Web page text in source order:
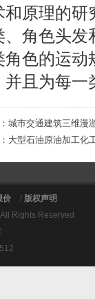
和原理的研
、角色头发
角色的运动
并且为每
城市交通建筑三维漫
大型石油原油加工化
价 / 版权声明
Rights Reserved